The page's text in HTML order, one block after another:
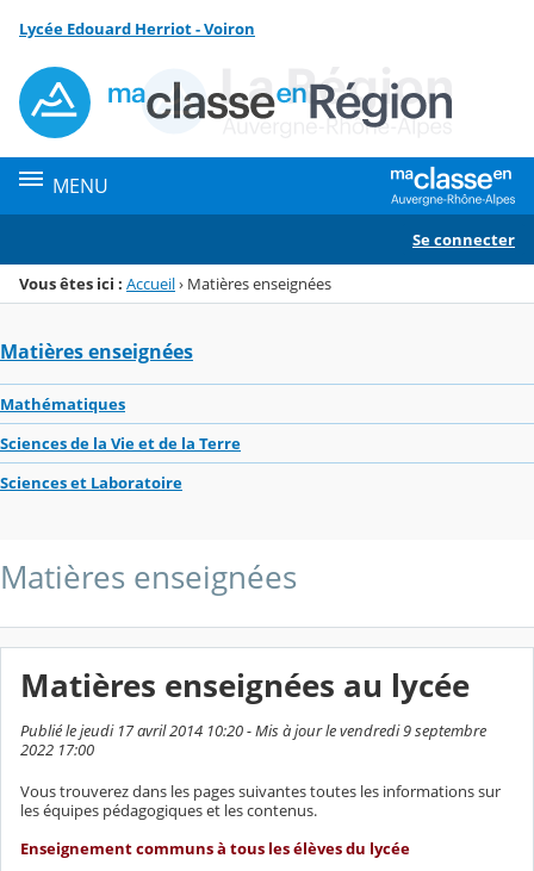
Menu de la rubrique
Contenu
Lycée Edouard Herriot - Voiron
MENU
Se connecter
Vous êtes ici : Accueil› Matières enseignées
Matières enseignées
Mathématiques
Sciences de la Vie et de la Terre
Sciences et Laboratoire
Matières enseignées
Matières enseignées au lycée
Publié le jeudi 17 avril 2014 10:20 - Mis à jour le vendredi 9 septembre
2022 17:00
Vous trouverez dans les pages suivantes toutes les informations sur
les équipes pédagogiques et les contenus.
Enseignement communs à tous les élèves du lycée